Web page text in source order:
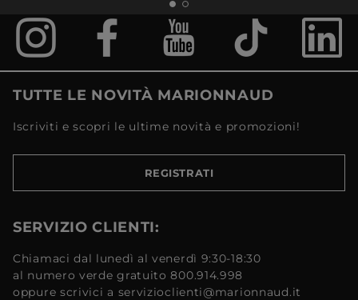
TUTTE LE NOVITÀ MARIONNAUD
Iscriviti e scopri le ultime novità e promozioni!
REGISTRATI
SERVIZIO CLIENTI:
Chiamaci dal lunedì al venerdì 9:30-18:30
al numero verde gratuito 800.914.998
oppure scrivici a servizioclienti@marionnaud.it